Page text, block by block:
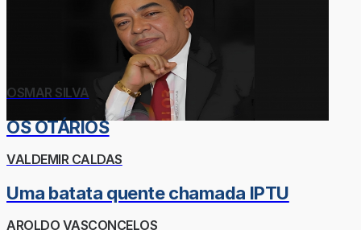
OSMAR SILVA
OS OTÁRIOS
VALDEMIR CALDAS
Uma batata quente chamada IPTU
AROLDO VASCONCELOS